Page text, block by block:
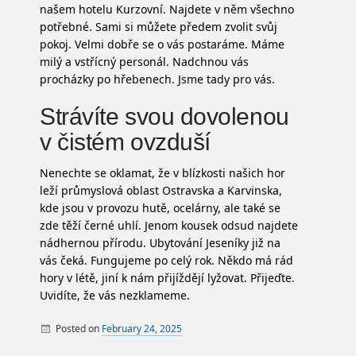
našem hotelu Kurzovní. Najdete v něm všechno
potřebné. Sami si můžete předem zvolit svůj
pokoj. Velmi dobře se o vás postaráme. Máme
milý a vstřícný personál. Nadchnou vás
procházky po hřebenech. Jsme tady pro vás.
Strávíte svou dovolenou
v čistém ovzduší
Nenechte se oklamat, že v blízkosti našich hor
leží průmyslová oblast Ostravska a Karvinska,
kde jsou v provozu hutě, ocelárny, ale také se
zde těží černé uhlí. Jenom kousek odsud najdete
nádhernou přírodu. Ubytování Jeseníky již na
vás čeká. Fungujeme po celý rok. Někdo má rád
hory v létě, jiní k nám přijíždějí lyžovat. Přijeďte.
Uvidíte, že vás nezklameme.
Posted on February 24, 2025